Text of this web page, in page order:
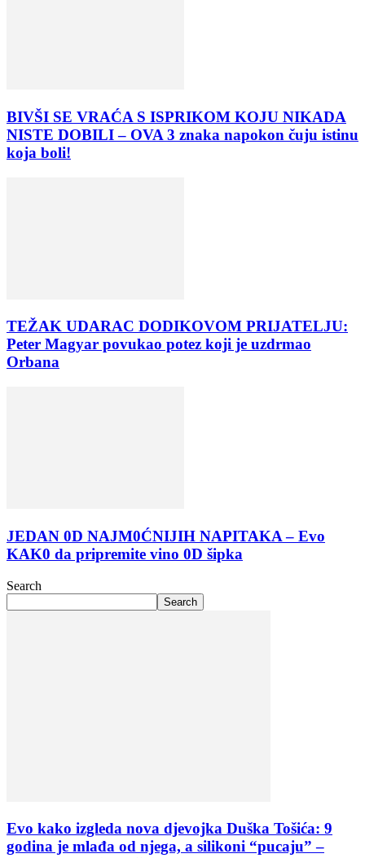
BIVŠI SE VRAĆA S ISPRIKOM KOJU NIKADA
NISTE DOBILI – OVA 3 znaka napokon čuju istinu
koja boli!
TEŽAK UDARAC DODIKOVOM PRIJATELJU:
Peter Magyar povukao potez koji je uzdrmao
Orbana
JEDAN 0D NAJM0ĆNIJIH NAPITAKA – Evo
KAK0 da pripremite vino 0D šipka
Search
Search
Evo kako izgleda nova djevojka Duška Tošića: 9
godina je mlađa od njega, a silikoni “pucaju” –